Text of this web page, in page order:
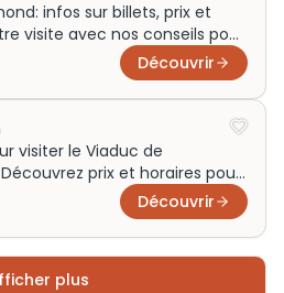
infos sur billets, prix et
visite avec nos conseils pour
soucis!
Découvrir
visiter le Viaduc de
prix et horaires pour
Découvrir
plus